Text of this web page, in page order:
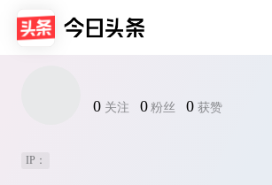
0 关注 0 粉丝 0 获赞
IP：